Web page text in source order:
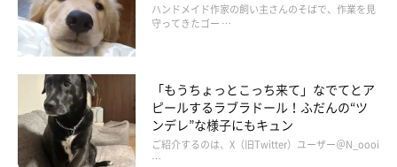
ハンドメイド作家の飼い主さんのそばで、作業を見
守ってきたゴー …
「もうちょっとこっち来て」なでてとア
ピールするラブラドール！ふだんの“ツ
ンデレ”な様子にもキュン
ご紹介するのは、X（旧Twitter）ユーザー＠N_oooi
…